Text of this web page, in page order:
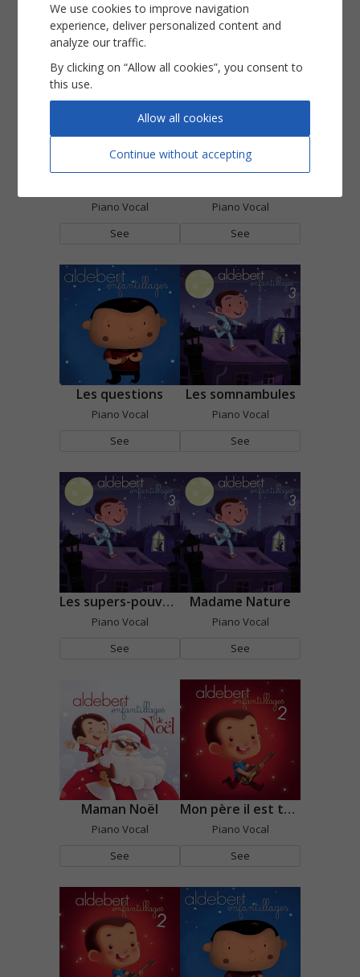
See
See
Piano Vocal
See
Piano Vocal
See
Les questions
Piano Vocal
See
Les somnambules
Piano Vocal
See
Les supers-pouvoirs pourris
Piano Vocal
See
Madame Nature
Piano Vocal
See
Maman Noël
Piano Vocal
See
Mon père il est tellement fort
Piano Vocal
See
We use cookies to improve navigation
experience, deliver personalized content and
analyze our traffic.
By clicking on “Allow all cookies”, you consent to
this use.
Continue without accepting
Allow all cookies